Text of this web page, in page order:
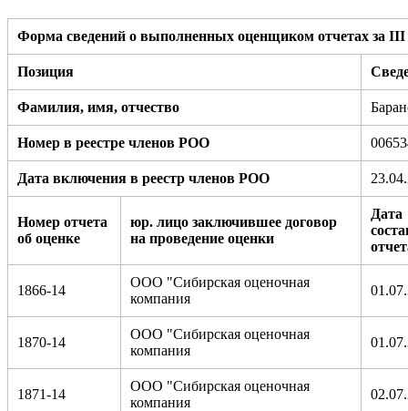
Форма сведений о выполненных оценщиком отчетах за III
Позиция
Фамилия, имя, отчество
Номер в реестре членов РОО
Дата включения в реестр членов РОО
Номер отчета
об оценке
юр. лицо заключившее договор
на проведение оценки
Дата
1866-14
ООО "Сибирская оценочная
компания
1870-14
ООО "Сибирская оценочная
компания
1871-14
ООО "Сибирская оценочная
компания